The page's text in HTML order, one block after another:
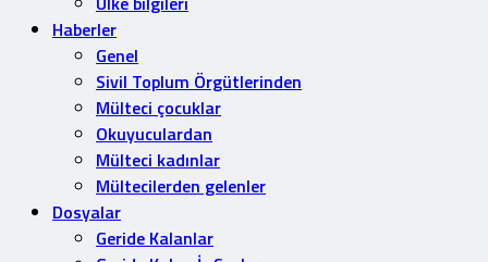
Haberler
Genel
Sivil Toplum Örgütlerinden
Mülteci çocuklar
Okuyuculardan
Mülteci kadınlar
Mültecilerden gelenler
Dosyalar
Geride Kalanlar